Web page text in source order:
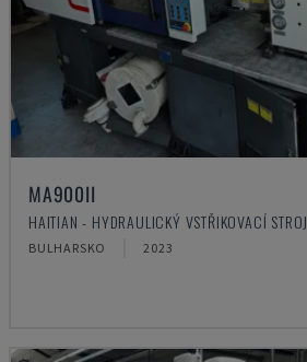
MA900ІІ
HAITIAN - HYDRAULICKÝ VSTŘIKOVACÍ STROJ
BULHARSKO 2023